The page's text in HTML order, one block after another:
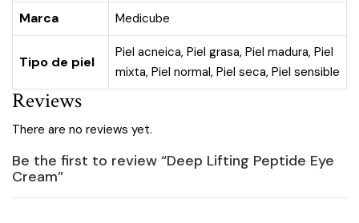
Marca Medicube
Tipo de piel
Piel acneica, Piel grasa, Piel madura, Piel
mixta, Piel normal, Piel seca, Piel sensible
Reviews
There are no reviews yet.
Be the first to review “Deep Lifting Peptide Eye
Cream”